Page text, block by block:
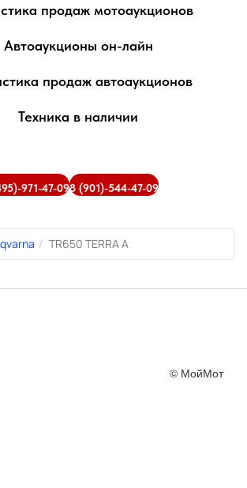
продаж мотоаукционов
Автоаукционы он-лайн
продаж автоаукционов
Техника в наличии
971-47-098 (901)-544-47-09
TR650 TERRA A
© МойМот